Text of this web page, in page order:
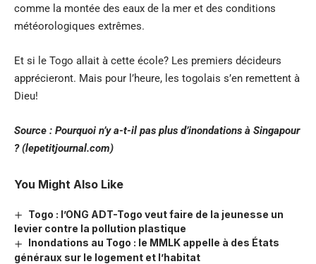
comme la montée des eaux de la mer et des conditions
météorologiques extrêmes.
Et si le Togo allait à cette école? Les premiers décideurs
apprécieront. Mais pour l’heure, les togolais s’en remettent à
Dieu!
Source : Pourquoi n’y a-t-il pas plus d’inondations à Singapour
? (lepetitjournal.com)
You Might Also Like
Togo : l’ONG ADT-Togo veut faire de la jeunesse un
levier contre la pollution plastique
Inondations au Togo : le MMLK appelle à des États
généraux sur le logement et l’habitat